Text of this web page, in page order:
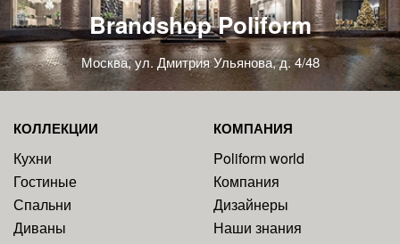
Brandshop Poliform
Москва, ул. Дмитрия Ульянова, д. 4/48
КОЛЛЕКЦИИ
Кухни
Гостиные
Спальни
Диваны
КОМПАНИЯ
Poliform world
Компания
Дизайнеры
Наши знания